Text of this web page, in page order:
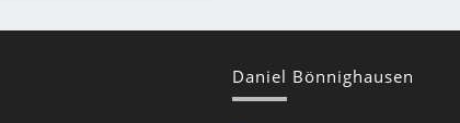
Daniel Bönnighausen